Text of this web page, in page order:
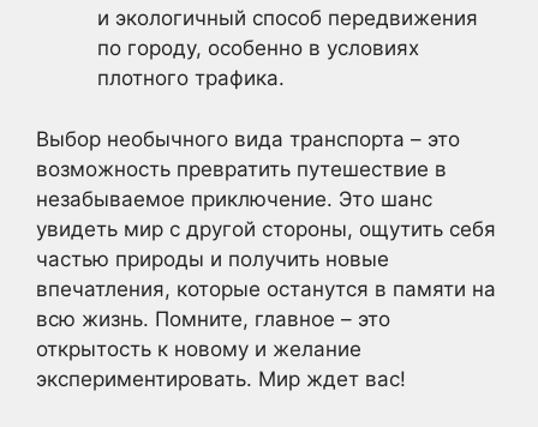
и экологичный способ передвижения
по городу, особенно в условиях
плотного трафика.
Выбор необычного вида транспорта – это
возможность превратить путешествие в
незабываемое приключение. Это шанс
увидеть мир с другой стороны, ощутить себя
частью природы и получить новые
впечатления, которые останутся в памяти на
всю жизнь. Помните, главное – это
открытость к новому и желание
экспериментировать. Мир ждет вас!